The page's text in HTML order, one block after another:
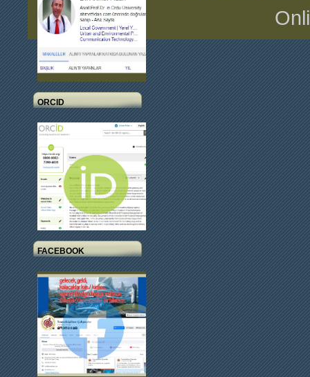
ORCID
FACEBOOK